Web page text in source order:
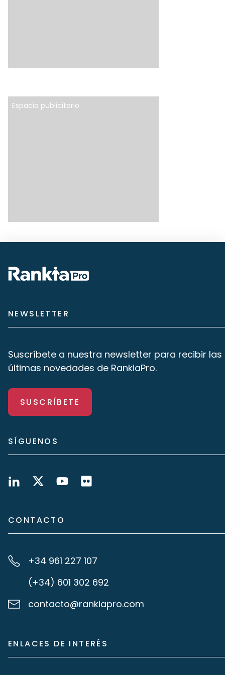
Espacio publicitario
NEWSLETTER
Suscríbete a nuestra newsletter para recibir las
últimas novedades de RankiaPro.
SUSCRÍBETE
SÍGUENOS
CONTACTO
+34 961 227 107
(+34) 601 302 692
contacto@rankiapro.com
ENLACES DE INTERÉS